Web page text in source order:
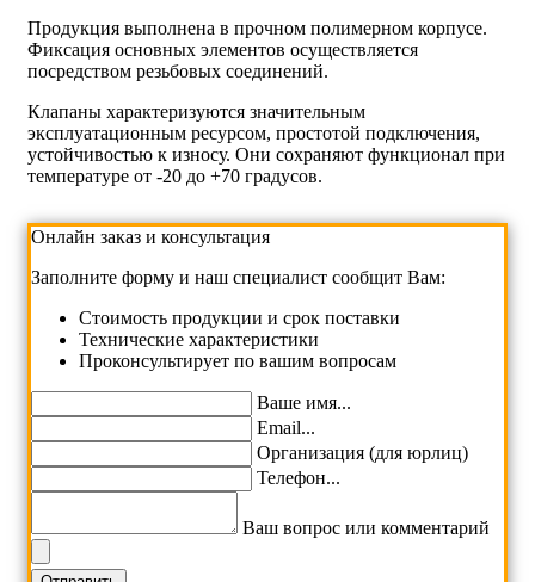
Продукция выполнена в прочном полимерном корпусе.
Фиксация основных элементов осуществляется
посредством резьбовых соединений.
Клапаны характеризуются значительным
эксплуатационным ресурсом, простотой подключения,
устойчивостью к износу. Они сохраняют функционал при
температуре от -20 до +70 градусов.
Онлайн заказ и консультация
Заполните форму и наш специалист сообщит Вам:
Cтоимость продукции и срок поставки
Технические характеристики
Проконсультирует по вашим вопросам
Ваше имя...
Email...
Организация (для юрлиц)
Телефон...
Ваш вопрос или комментарий